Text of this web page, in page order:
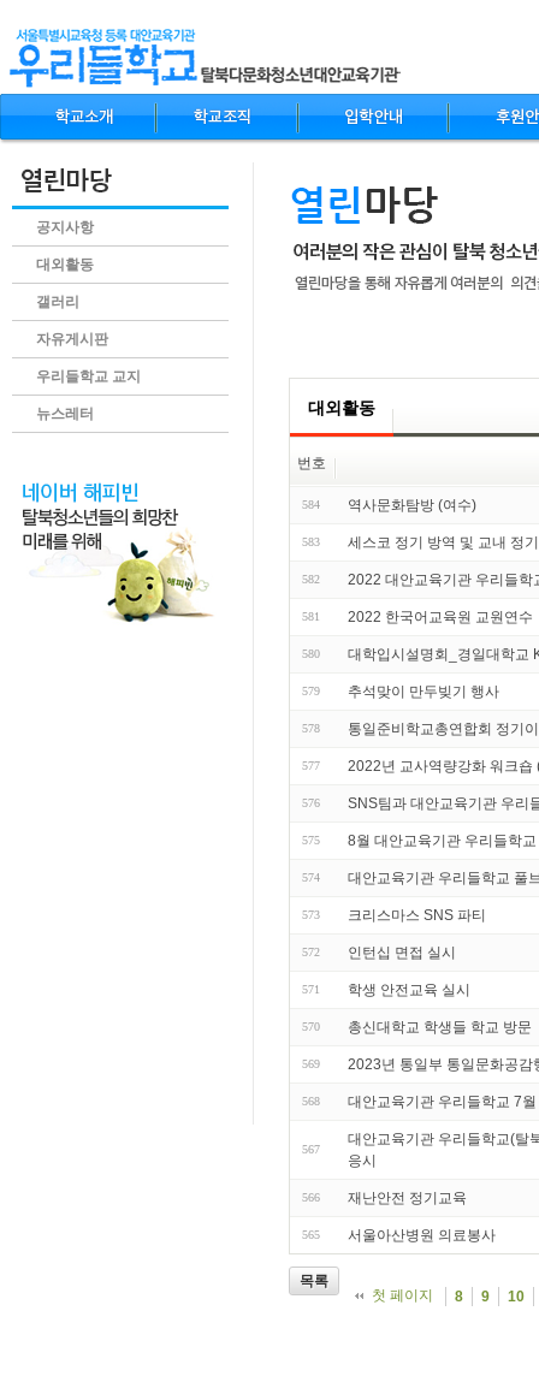
공지사항
대외활동
갤러리
자유게시판
우리들학교 교지
뉴스레터 대외활동
번호
584 역사문화탐방 (여수)
583 세스코 정기 방역 및 교내 정
582 2022 대안교육기관 우리들학
581 2022 한국어교육원 교원연수
580 대학입시설명회_경일대학교
579 추석맞이 만두빚기 행사
578 통일준비학교총연합회 정기
577 2022년 교사역량강화 워크숍
576 SNS팀과 대안교육기관 우리
575 8월 대안교육기관 우리들학
574 대안교육기관 우리들학교 풀
573 크리스마스 SNS 파티
572 인턴십 면접 실시
571 학생 안전교육 실시
570 총신대학교 학생들 학교 방문
569 2023년 통일부 통일문화공감
568 대안교육기관 우리들학교 7
567
대안교육기관 우리들학교(탈
응시
566 재난안전 정기교육
565 서울아산병원 의료봉사
목록
첫 페이지
8 9 10